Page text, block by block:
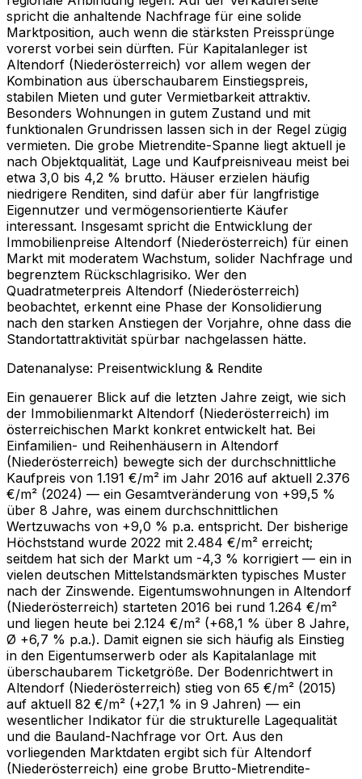
spricht die anhaltende Nachfrage für eine solide
Marktposition, auch wenn die stärksten Preissprünge
vorerst vorbei sein dürften. Für Kapitalanleger ist
Altendorf (Niederösterreich) vor allem wegen der
Kombination aus überschaubarem Einstiegspreis,
stabilen Mieten und guter Vermietbarkeit attraktiv.
Besonders Wohnungen in gutem Zustand und mit
funktionalen Grundrissen lassen sich in der Regel zügig
vermieten. Die grobe Mietrendite-Spanne liegt aktuell je
nach Objektqualität, Lage und Kaufpreisniveau meist bei
etwa 3,0 bis 4,2 % brutto. Häuser erzielen häufig
niedrigere Renditen, sind dafür aber für langfristige
Eigennutzer und vermögensorientierte Käufer
interessant. Insgesamt spricht die Entwicklung der
Immobilienpreise Altendorf (Niederösterreich) für einen
Markt mit moderatem Wachstum, solider Nachfrage und
begrenztem Rückschlagrisiko. Wer den
Quadratmeterpreis Altendorf (Niederösterreich)
beobachtet, erkennt eine Phase der Konsolidierung
nach den starken Anstiegen der Vorjahre, ohne dass die
Standortattraktivität spürbar nachgelassen hätte.
Datenanalyse: Preisentwicklung & Rendite
Ein genauerer Blick auf die letzten Jahre zeigt, wie sich
der Immobilienmarkt Altendorf (Niederösterreich) im
österreichischen Markt konkret entwickelt hat. Bei
Einfamilien- und Reihenhäusern in Altendorf
(Niederösterreich) bewegte sich der durchschnittliche
Kaufpreis von 1.191 €/m² im Jahr 2016 auf aktuell 2.376
€/m² (2024) — ein Gesamtveränderung von +99,5 %
über 8 Jahre, was einem durchschnittlichen
Wertzuwachs von +9,0 % p.a. entspricht. Der bisherige
Höchststand wurde 2022 mit 2.484 €/m² erreicht;
seitdem hat sich der Markt um -4,3 % korrigiert — ein in
vielen deutschen Mittelstandsmärkten typisches Muster
nach der Zinswende. Eigentumswohnungen in Altendorf
(Niederösterreich) starteten 2016 bei rund 1.264 €/m²
und liegen heute bei 2.124 €/m² (+68,1 % über 8 Jahre,
Ø +6,7 % p.a.). Damit eignen sie sich häufig als Einstieg
in den Eigentumserwerb oder als Kapitalanlage mit
überschaubarem Ticketgröße. Der Bodenrichtwert in
Altendorf (Niederösterreich) stieg von 65 €/m² (2015)
auf aktuell 82 €/m² (+27,1 % in 9 Jahren) — ein
wesentlicher Indikator für die strukturelle Lagequalität
und die Bauland-Nachfrage vor Ort. Aus den
vorliegenden Markt­daten ergibt sich für Altendorf
(Niederösterreich) eine grobe Brutto-Mietrendite-